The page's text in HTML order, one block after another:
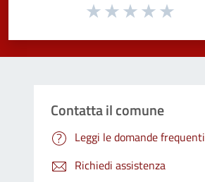
Valuta da 1 a 5 stelle la pagina
Contatta il comune
Leggi le domande frequenti
Richiedi assistenza